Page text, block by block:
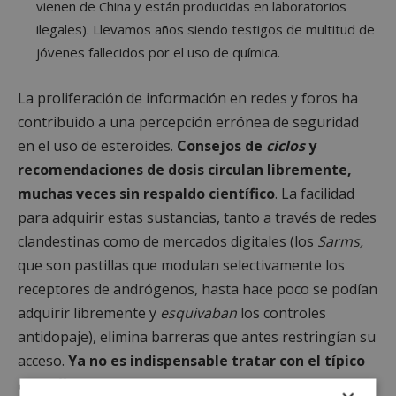
vienen de China y están producidas en laboratorios
ilegales). Llevamos años siendo testigos de multitud de
jóvenes fallecidos por el uso de química.
La proliferación de información en redes y foros ha
contribuido a una percepción errónea de seguridad
en el uso de esteroides. Consejos de ciclosy
recomendaciones de dosis circulan libremente,
muchas veces sin respaldo científico. La facilidad
para adquirir estas sustancias, tanto a través de redes
clandestinas como de mercados digitales (los Sarms,
que son pastillas que modulan selectivamente los
receptores de andrógenos, hasta hace poco se podían
adquirir libremente y esquivaban los controles
antidopaje), elimina barreras que antes restringían su
acceso. Ya no es indispensable tratar con el típico
camellode gimnasio.